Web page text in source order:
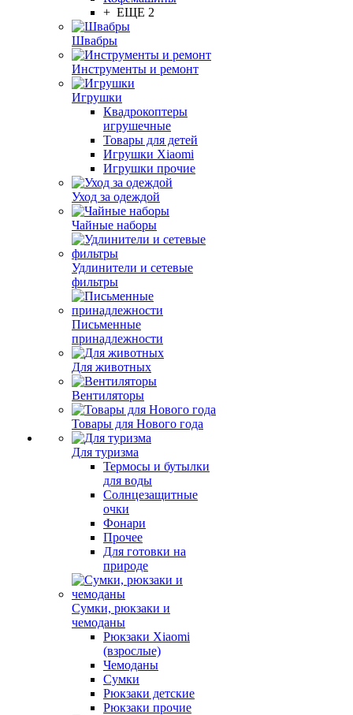
+ ЕЩЕ 2
Швабры
Инструменты и ремонт
Игрушки
Квадрокоптеры
игрушечные
Товары для детей
Игрушки Xiaomi
Игрушки прочие
Уход за одеждой
Чайные наборы
Удлинители и сетевые
фильтры
Письменные
принадлежности
Для животных
Вентиляторы
Товары для Нового года
Для туризма
Термосы и бутылки
для воды
Солнцезащитные
очки
Фонари
Прочее
Для готовки на
природе
Сумки, рюкзаки и
чемоданы
Рюкзаки Xiaomi
(взрослые)
Чемоданы
Сумки
Рюкзаки детские
Рюкзаки прочие